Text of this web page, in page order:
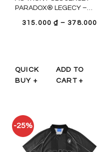
PARADOX® LEGECY –
315.000₫ –378.000
QUICK
BUY +
ADD TO
CART +
-25%